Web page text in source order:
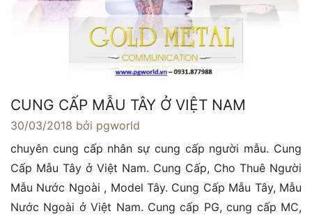
CUNG CẤP MẪU TÂY Ở VIỆT NAM
30/03/2018 bởi pgworld
chuyên cung cấp nhân sự cung cấp người mẫu. Cung
Cấp Mẫu Tây ở Việt Nam. Cung Cấp, Cho Thuê Người
Mẫu Nước Ngoài , Model Tây. Cung Cấp Mẫu Tây, Mẫu
Nước Ngoài ở Việt Nam. Cung cấp PG, cung cấp MC,